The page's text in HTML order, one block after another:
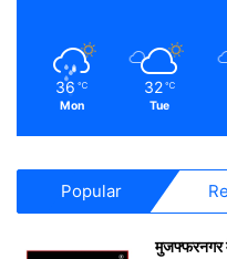
36 ℃
Mon
32 ℃
Tue
Popular
मुजफ्फरनगर